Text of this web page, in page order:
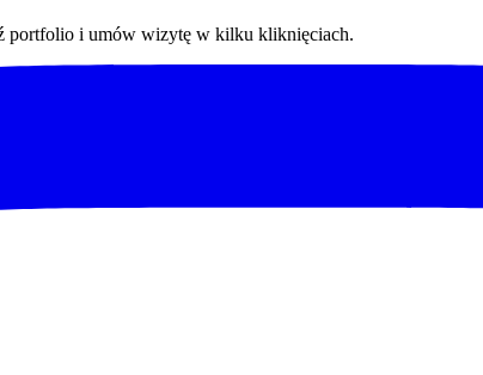
portfolio i umów wizytę w kilku kliknięciach.